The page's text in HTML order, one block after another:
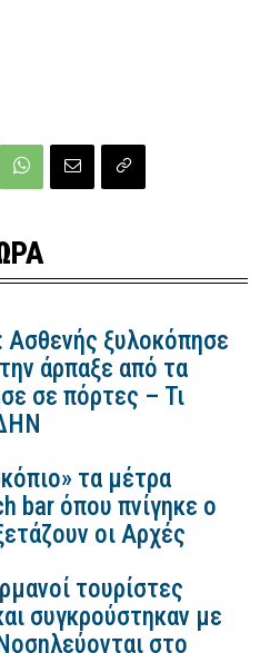
Ασθενής ξυλοκόπησε
άρπαξε από τα
σε πόρτες – Τι
τα μέτρα
bar όπου πνίγηκε ο
οι Αρχές
τουρίστες
συγκρούστηκαν με
στο